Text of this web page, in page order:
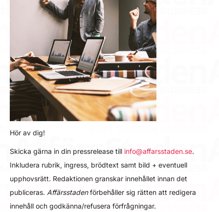
Hör av dig!
Skicka gärna in din pressrelease till info@affarsstaden.se.
Inkludera rubrik, ingress, brödtext samt bild + eventuell
upphovsrätt. Redaktionen granskar innehållet innan det
publiceras. Affärsstadenförbehåller sig rätten att redigera
innehåll och godkänna/refusera förfrågningar.